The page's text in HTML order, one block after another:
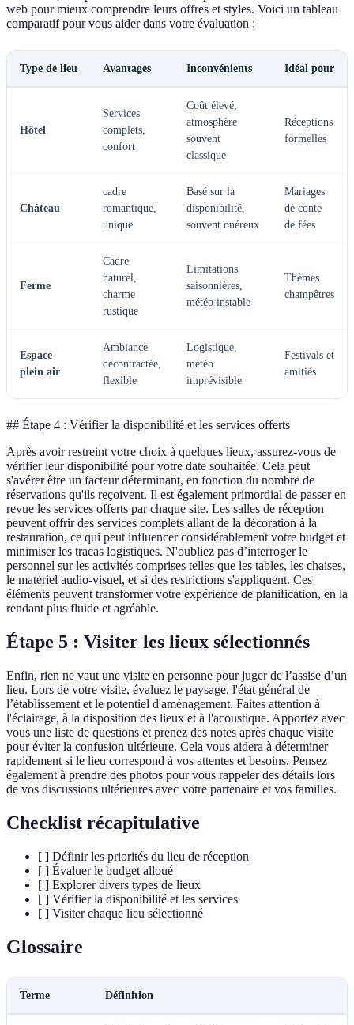
web pour mieux comprendre leurs offres et styles. Voici un tableau
comparatif pour vous aider dans votre évaluation :
Type de lieu Avantages Inconvénients Idéal pour
Hôtel
Services
complets,
confort
Coût élevé,
atmosphère
souvent
classique
Réceptions
formelles
Château
cadre
romantique,
unique
Basé sur la
disponibilité,
souvent onéreux
Mariages
de conte
de fées
Ferme
Cadre
naturel,
charme
rustique
Limitations
saisonnières,
météo instable
Thèmes
champêtres
Espace
plein air
Ambiance
décontractée,
flexible
Logistique,
météo
imprévisible
Festivals et
amitiés
## Étape 4 : Vérifier la disponibilité et les services offerts
Après avoir restreint votre choix à quelques lieux, assurez-vous de
vérifier leur disponibilité pour votre date souhaitée. Cela peut
s'avérer être un facteur déterminant, en fonction du nombre de
réservations qu'ils reçoivent. Il est également primordial de passer en
revue les services offerts par chaque site. Les salles de réception
peuvent offrir des services complets allant de la décoration à la
restauration, ce qui peut influencer considérablement votre budget et
minimiser les tracas logistiques. N'oubliez pas d’interroger le
personnel sur les activités comprises telles que les tables, les chaises,
le matériel audio-visuel, et si des restrictions s'appliquent. Ces
éléments peuvent transformer votre expérience de planification, en la
rendant plus fluide et agréable.
Étape 5 : Visiter les lieux sélectionnés
Enfin, rien ne vaut une visite en personne pour juger de l’assise d’un
lieu. Lors de votre visite, évaluez le paysage, l'état général de
l’établissement et le potentiel d'aménagement. Faites attention à
l'éclairage, à la disposition des lieux et à l'acoustique. Apportez avec
vous une liste de questions et prenez des notes après chaque visite
pour éviter la confusion ultérieure. Cela vous aidera à déterminer
rapidement si le lieu correspond à vos attentes et besoins. Pensez
également à prendre des photos pour vous rappeler des détails lors
de vos discussions ultérieures avec votre partenaire et vos familles.
Checklist récapitulative
[ ] Définir les priorités du lieu de réception
[ ] Évaluer le budget alloué
[ ] Explorer divers types de lieux
[ ] Vérifier la disponibilité et les services
[ ] Visiter chaque lieu sélectionné
Glossaire
Terme Définition